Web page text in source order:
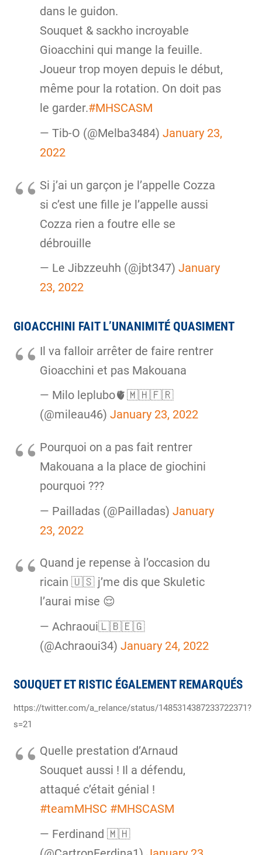
dans le guidon.
Souquet & sackho incroyable
Gioacchini qui mange la feuille.
Joueur trop moyen depuis le début,
même pour la rotation. On doit pas
le garder.#MHSCASM
— Tib-O (@Melba3484) January 23,
2022
Si j’ai un garçon je l’appelle Cozza
si c’est une fille je l’appelle aussi
Cozza rien a foutre elle se
débrouille
— Le Jibzzeuhh (@jbt347) January
23, 2022
GIOACCHINI FAIT L’UNANIMITÉ QUASIMENT
Il va falloir arrêter de faire rentrer
Gioacchini et pas Makouana
— Milo leplubo🫀🇲🇭🇫🇷
(@mileau46) January 23, 2022
Pourquoi on a pas fait rentrer
Makouana a la place de giochini
pourquoi ???
— Pailladas (@Pailladas) January
23, 2022
Quand je repense à l’occasion du
ricain 🇺🇸 j’me dis que Skuletic
l’aurai mise 😌
— Achraoui🇱🇧🇪🇬
(@Achraoui34) January 24, 2022
SOUQUET ET RISTIC ÉGALEMENT REMARQUÉS
https://twitter.com/a_relance/status/1485314387233722371?
s=21
Quelle prestation d’Arnaud
Souquet aussi ! Il a défendu,
attaqué c’était génial !
#teamMHSC #MHSCASM
— Ferdinand 🇲🇭